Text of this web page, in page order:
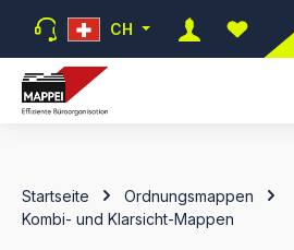
Zum Hauptinhalt springen
CH
Du
Startseite
Ordnungsmappen
Kombi- und Klarsicht-Mappen